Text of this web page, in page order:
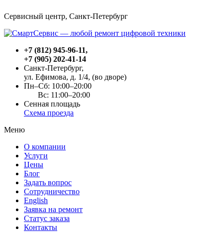
Сервисный центр, Cанкт-Петербург
+7 (812) 945-96-11,
+7 (905) 202-41-14
Санкт-Петербург,
ул. Ефимова, д. 1/4, (во дворе)
Пн–Сб: 10:00–20:00
Вс: 11:00–20:00
Сенная площадь
Схема проезда
Меню
О компании
Услуги
Цены
Блог
Задать вопрос
Сотрудничество
English
Заявка на ремонт
Статус заказа
Контакты